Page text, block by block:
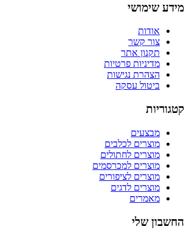
מידע שימושי
אודות
צור קשר
תקנון אתר
מדיניות פרטיות
הצהרת נגישות
ביטול עסקה
קטגוריות
מבצעים
מוצרים לכלבים
מוצרים לחתולים
מוצרים למכרסמים
מוצרים לציפורים
מוצרים לדגים
מאמרים
החשבון שלי